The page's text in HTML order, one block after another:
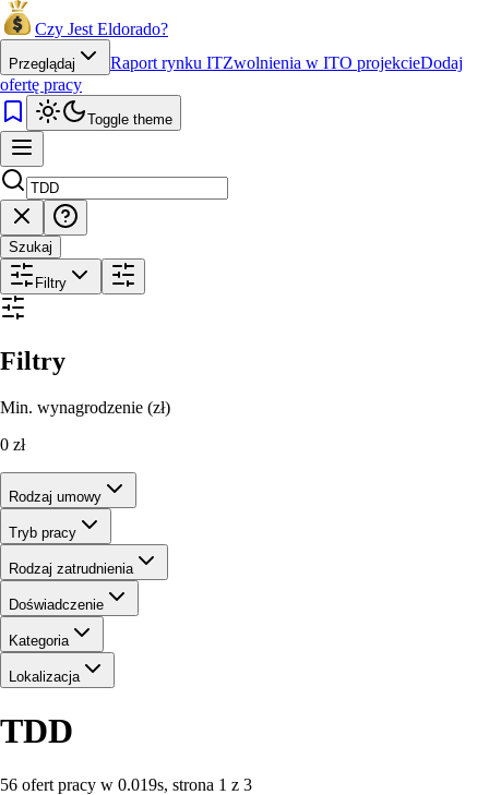
Czy Jest Eldorado?
Przeglądaj Raport rynku ITZwolnienia w ITO projekcieDodaj
ofertę pracy
Toggle theme
Szukaj
Filtry
Filtry
Min. wynagrodzenie (zł)
0 zł
Rodzaj umowy
Tryb pracy
Rodzaj zatrudnienia
Doświadczenie
Kategoria
Lokalizacja
TDD
56 ofert pracy w 0.019s, strona 1 z 3